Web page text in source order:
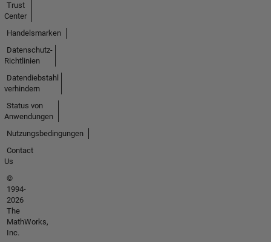
Trust
Center
Handelsmarken
Datenschutz-
Richtlinien
Datendiebstahl
verhindern
Status von
Anwendungen
Nutzungsbedingungen
Contact
Us
©
1994-
2026
The
MathWorks,
Inc.